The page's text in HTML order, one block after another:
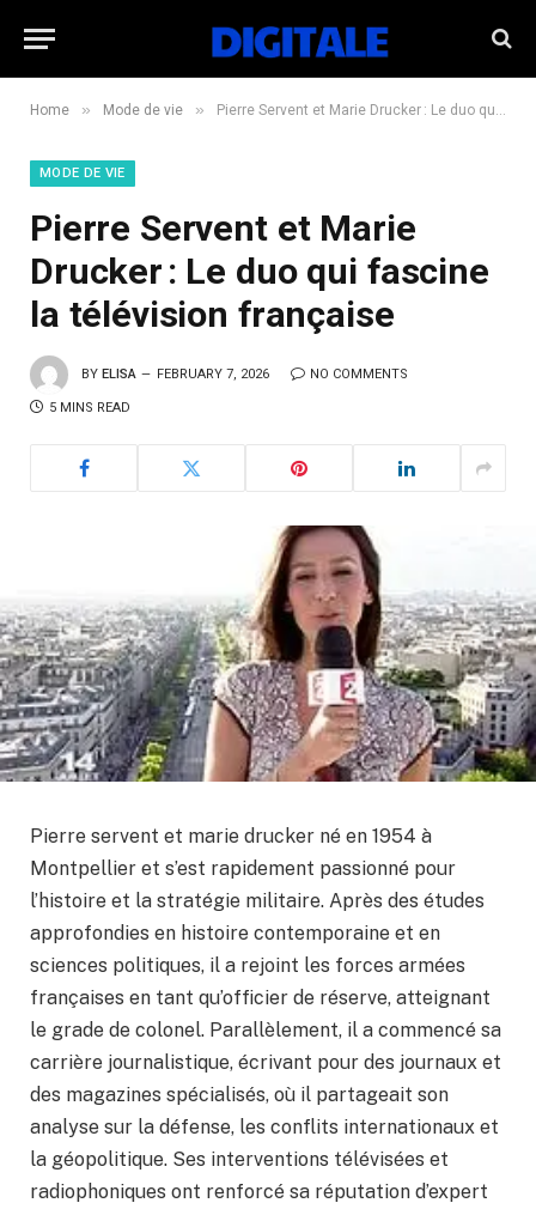
Home » Mode de vie » Pierre Servent et Marie Drucker : Le duo qui fascine la télévision française
MODE DE VIE
Pierre Servent et Marie
Drucker : Le duo qui fascine
la télévision française
BY ELISA FEBRUARY 7, 2026 NO COMMENTS
5 MINS READ
Pierre servent et marie drucker né en 1954 à
Montpellier et s’est rapidement passionné pour
l’histoire et la stratégie militaire. Après des études
approfondies en histoire contemporaine et en
sciences politiques, il a rejoint les forces armées
françaises en tant qu’officier de réserve, atteignant
le grade de colonel. Parallèlement, il a commencé sa
carrière journalistique, écrivant pour des journaux et
des magazines spécialisés, où il partageait son
analyse sur la défense, les conflits internationaux et
la géopolitique. Ses interventions télévisées et
radiophoniques ont renforcé sa réputation d’expert